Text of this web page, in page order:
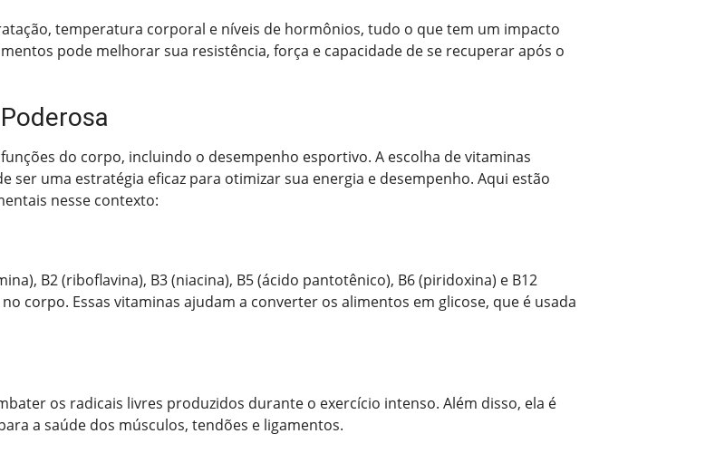
temperatura corporal e níveis de hormônios, tudo o que tem um impacto
pode melhorar sua resistência, força e capacidade de se recuperar após o
do corpo, incluindo o desempenho esportivo. A escolha de vitaminas
ser uma estratégia eficaz para otimizar sua energia e desempenho. Aqui estão
nesse contexto:
B2 (riboflavina), B3 (niacina), B5 (ácido pantotênico), B6 (piridoxina) e B12
corpo. Essas vitaminas ajudam a converter os alimentos em glicose, que é usada
os radicais livres produzidos durante o exercício intenso. Além disso, ela é
a saúde dos músculos, tendões e ligamentos.